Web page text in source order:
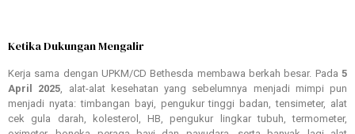
Ketika Dukungan Mengalir
Kerja sama dengan UPKM/CD Bethesda membawa berkah besar. Pada 5
April 2025, alat-alat kesehatan yang sebelumnya menjadi mimpi pun
menjadi nyata: timbangan bayi, pengukur tinggi badan, tensimeter, alat
cek gula darah, kolesterol, HB, pengukur lingkar tubuh, termometer,